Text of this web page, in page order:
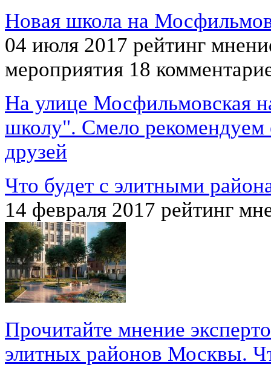
Новая школа на
04 июля 2017 рейтинг
мероприятия 18
На улице Мосфильмовская
школу". Смело рекомендуем
друзей
Что будет с элитными
14 февраля 2017 рейтинг
Прочитайте мнение
элитных районов Москвы.